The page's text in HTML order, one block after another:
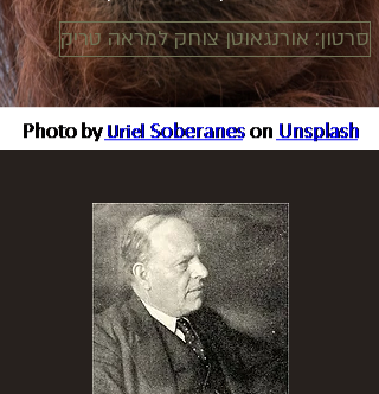
סרטון: אורנגאוטן צוחק למראה טריק